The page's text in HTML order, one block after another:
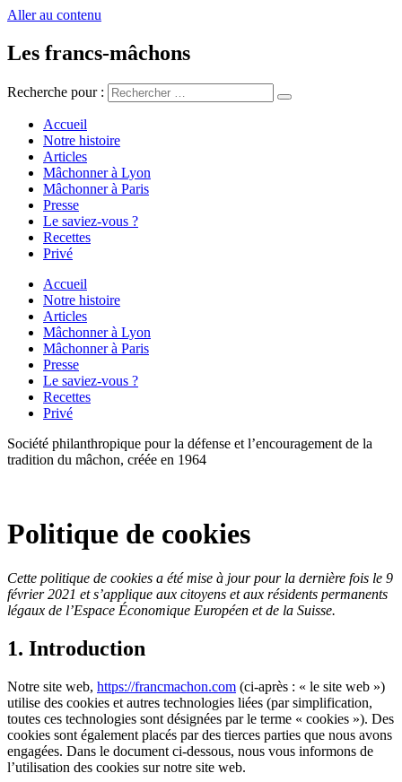
Aller au contenu
Les francs-mâchons
Recherche pour :
Accueil
Notre histoire
Articles
Mâchonner à Lyon
Mâchonner à Paris
Presse
Le saviez-vous ?
Recettes
Privé
Accueil
Notre histoire
Articles
Mâchonner à Lyon
Mâchonner à Paris
Presse
Le saviez-vous ?
Recettes
Privé
Société philanthropique pour la défense et l’encouragement de la
tradition du mâchon, créée en 1964
Politique de cookies
Cette politique de cookies a été mise à jour pour la dernière fois le 9
février 2021 et s’applique aux citoyens et aux résidents permanents
légaux de l’Espace Économique Européen et de la Suisse.
1. Introduction
Notre site web, https://francmachon.com (ci-après : « le site web »)
utilise des cookies et autres technologies liées (par simplification,
toutes ces technologies sont désignées par le terme « cookies »). Des
cookies sont également placés par des tierces parties que nous avons
engagées. Dans le document ci-dessous, nous vous informons de
l’utilisation des cookies sur notre site web.